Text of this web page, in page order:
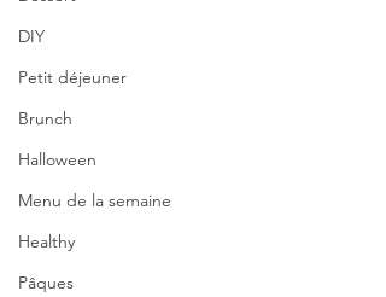
DIY
Petit déjeuner
Brunch
Halloween
Menu de la semaine
Healthy
Pâques